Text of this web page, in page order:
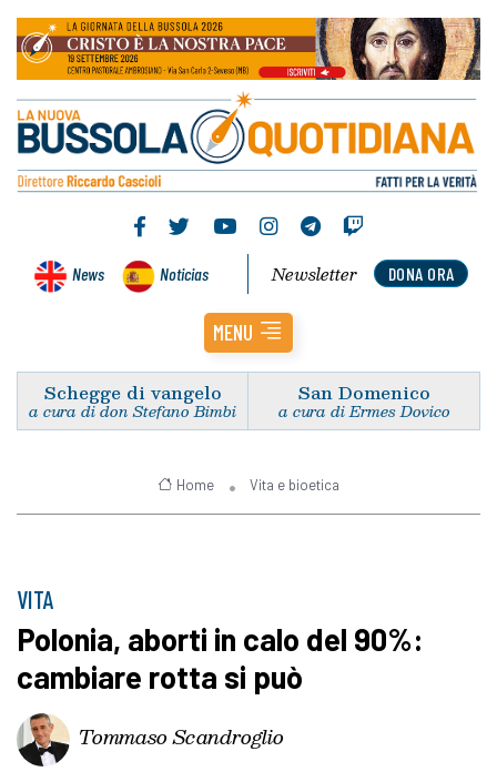
News Noticias DONA ORA
Newsletter
MENU
Schegge di vangelo
a cura di don Stefano Bimbi
San Domenico
a cura di Ermes Dovico
Home Vita e bioetica
VITA
Polonia, aborti in calo del 90%:
cambiare rotta si può
Tommaso Scandroglio